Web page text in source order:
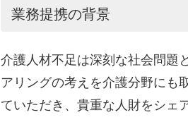
業務提携の背景
介護人材不足は深刻な社会問題
アリングの考えを介護分野にも
ていただき、貴重な人財をシェ